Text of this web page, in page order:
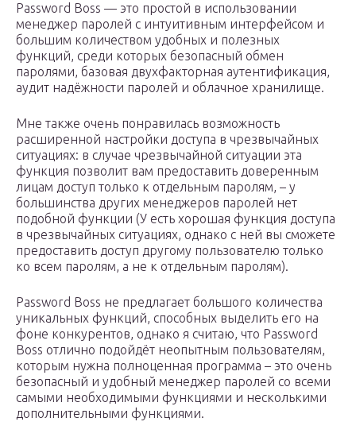
Password Boss — это простой в использовании
менеджер паролей с интуитивным интерфейсом и
большим количеством удобных и полезных
функций, среди которых безопасный обмен
паролями, базовая двухфакторная аутентификация,
аудит надёжности паролей и облачное хранилище.
Мне также очень понравилась возможность
расширенной настройки доступа в чрезвычайных
ситуациях: в случае чрезвычайной ситуации эта
функция позволит вам предоставить доверенным
лицам доступ только к отдельным паролям, – у
большинства других менеджеров паролей нет
подобной функции (У есть хорошая функция доступа
в чрезвычайных ситуациях, однако с ней вы сможете
предоставить доступ другому пользователю только
ко всем паролям, а не к отдельным паролям).
Password Boss не предлагает большого количества
уникальных функций, способных выделить его на
фоне конкурентов, однако я считаю, что Password
Boss отлично подойдёт неопытным пользователям,
которым нужна полноценная программа – это очень
безопасный и удобный менеджер паролей со всеми
самыми необходимыми функциями и несколькими
дополнительными функциями.